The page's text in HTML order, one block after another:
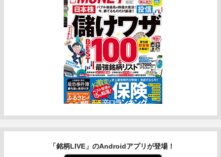
「銘柄LIVE」のAndroidアプリが登場！